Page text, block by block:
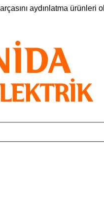
aydınlatma ürünleri